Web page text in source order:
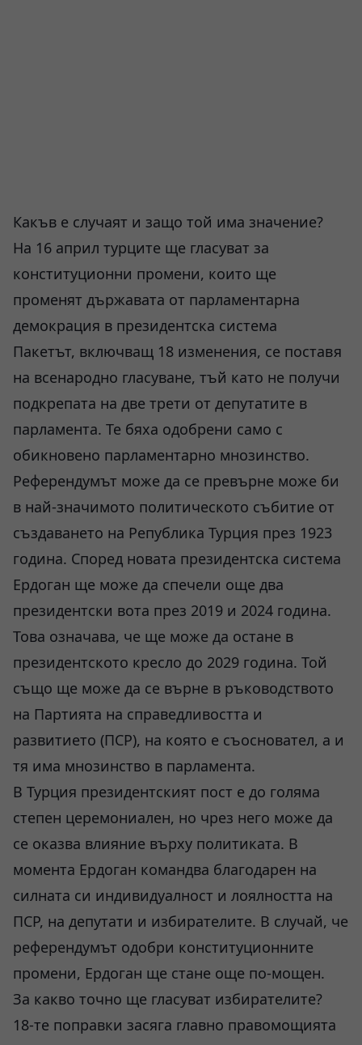
Какъв е случаят и защо той има значение?
На 16 април турците ще гласуват за
конституционни промени, които ще
променят държавата от парламентарна
демокрация в президентска система
Пакетът, включващ 18 изменения, се поставя
на всeнародно гласуване, тъй като не получи
подкрепата на две трети от депутатите в
парламента. Те бяха одобрени само с
обикновено парламентарно мнозинство.
Референдумът може да се превърне може би
в най-значимото политическото събитие от
създаването на Република Турция през 1923
година. Според новата президентска система
Ердоган ще може да спечели още два
президентски вота през 2019 и 2024 година.
Това означава, че ще може да остане в
президентското кресло до 2029 година. Той
също ще може да се върне в ръководството
на Партията на справедливостта и
развитието (ПСР), на която е съосновател, а и
тя има мнозинство в парламента.
В Турция президентският пост е до голяма
степен церемониален, но чрез него може да
се оказва влияние върху политиката. В
момента Ердоган командва благодарен на
силната си индивидуалност и лоялността на
ПСР, на депутати и избирателите. В случай, че
референдумът одобри конституционните
промени, Ердоган ще стане още по-мощен.
За какво точно ще гласуват избирателите?
18-те поправки засяга главно правомощията